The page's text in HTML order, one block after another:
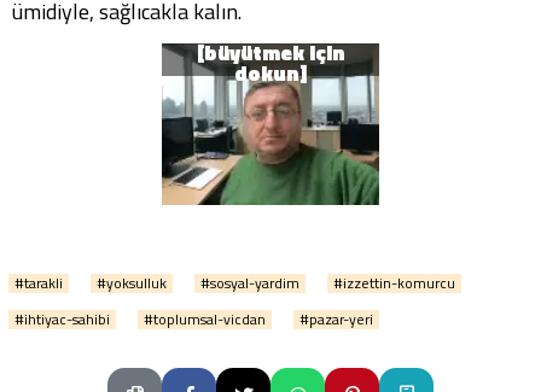
ümidiyle, sağlıcakla kalın.
#tarakli #yoksulluk #sosyal-yardim
#izzettin-komurcu
#ihtiyac-sahibi
#toplumsal-vicdan #pazar-yeri